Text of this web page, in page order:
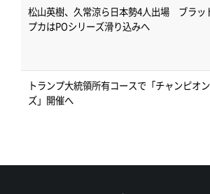
松山英樹、久常涼ら日本勢4人出場 ブラッ
プカはPOシリーズ滑り込みへ
トランプ大統領所有コースで「チャンピオ
ズ」開催へ